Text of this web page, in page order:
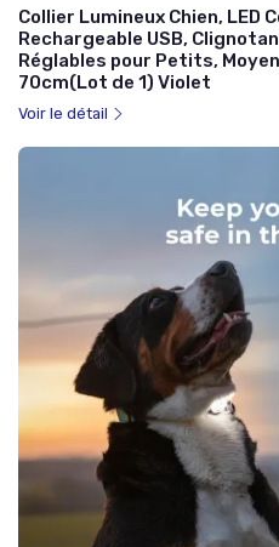
Collier Lumineux Chien, LED
Rechargeable USB,
Réglables pour Petits,
70cm(Lot de 1) Violet
Voir le détail